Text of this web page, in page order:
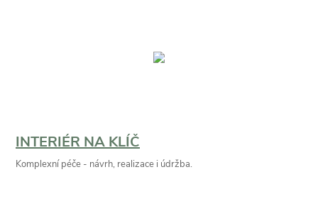
INTERIÉR NA KLÍČ
Komplexní péče - návrh, realizace i údržba.